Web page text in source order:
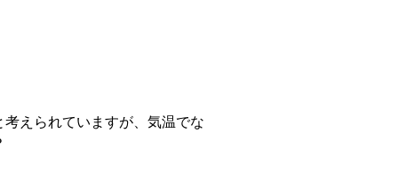
えられていますが、気温でな